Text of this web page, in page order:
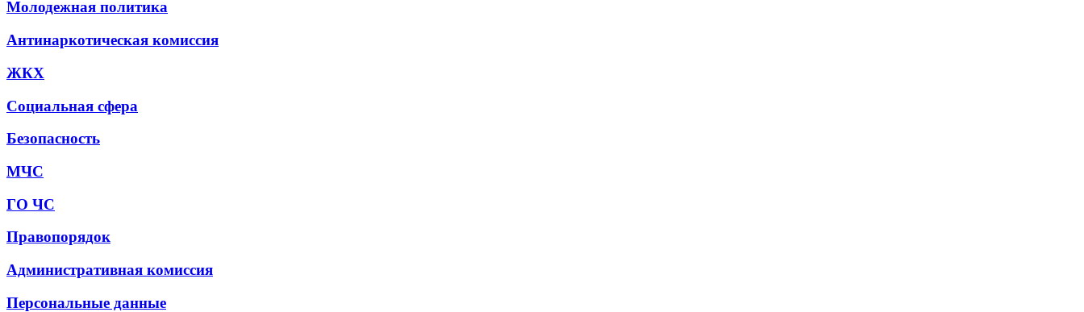
Молодежная политика
Антинаркотическая комиссия
ЖКХ
Социальная сфера
Безопасность
МЧС
ГО ЧС
Правопорядок
Административная комиссия
Персональные данные